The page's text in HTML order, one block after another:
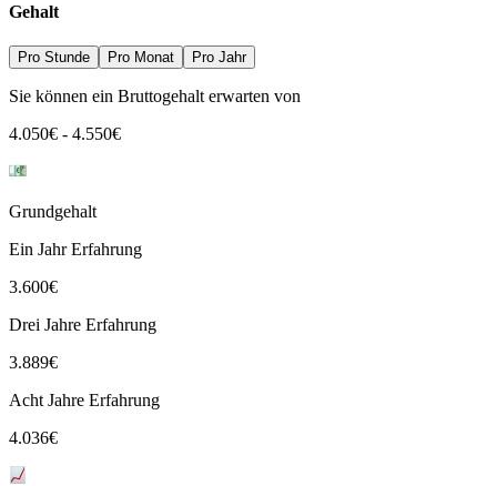
Gehalt
Pro Stunde Pro Monat Pro Jahr
Sie können ein Bruttogehalt erwarten von
4.050€ - 4.550€
Grundgehalt
Ein Jahr Erfahrung
3.600€
Drei Jahre Erfahrung
3.889€
Acht Jahre Erfahrung
4.036€